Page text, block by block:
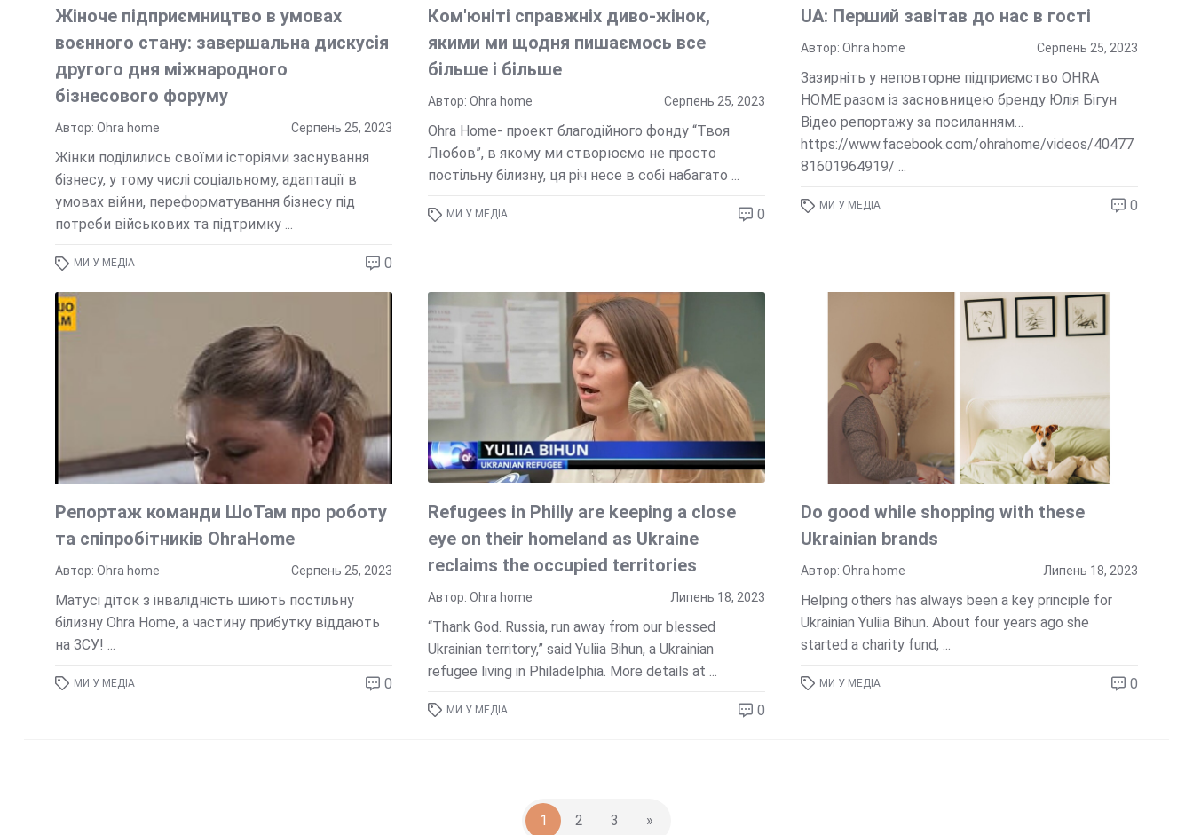
Жіноче підприємництво в умовах
воєнного стану: завершальна дискусія
другого дня міжнародного
бізнесового форуму
Автор: Ohra home Серпень 25, 2023
Жінки поділились своїми історіями заснування
бізнесу, у тому числі соціальному, адаптації в
умовах війни, переформатування бізнесу під
потреби військових та підтримку ...
МИ У МЕДІА 0
Ком'юніті справжніх диво-жінок,
якими ми щодня пишаємось все
більше і більше
Автор: Ohra home Серпень 25, 2023
Ohra Home- проект благодійного фонду “Твоя
Любов”, в якому ми створюємо не просто
постільну білизну, ця річ несе в собі набагато ...
МИ У МЕДІА 0
UA: Перший завітав до нас в гості
Автор: Ohra home Серпень 25, 2023
Зазирніть у неповторне підприємство OHRA
HOME разом із засновницею бренду Юлія Бігун
Відео репортажу за посиланням…
https://www.facebook.com/ohrahome/videos/40477
81601964919/ ...
МИ У МЕДІА 0
Репортаж команди ШоТам про роботу
та спіпробітників OhraHome
Автор: Ohra home Серпень 25, 2023
Матусі діток з інвалідність шиють постільну
білизну Ohra Home, а частину прибутку віддають
на ЗСУ! ...
МИ У МЕДІА 0
Refugees in Philly are keeping a close
eye on their homeland as Ukraine
reclaims the occupied territories
Автор: Ohra home Липень 18, 2023
“Thank God. Russia, run away from our blessed
Ukrainian territory,” said Yuliia Bihun, a Ukrainian
refugee living in Philadelphia. More details at ...
МИ У МЕДІА 0
Do good while shopping with these
Ukrainian brands
Автор: Ohra home Липень 18, 2023
Helping others has always been a key principle for
Ukrainian Yuliia Bihun. About four years ago she
started a charity fund, ...
МИ У МЕДІА 0
1 2 3 »